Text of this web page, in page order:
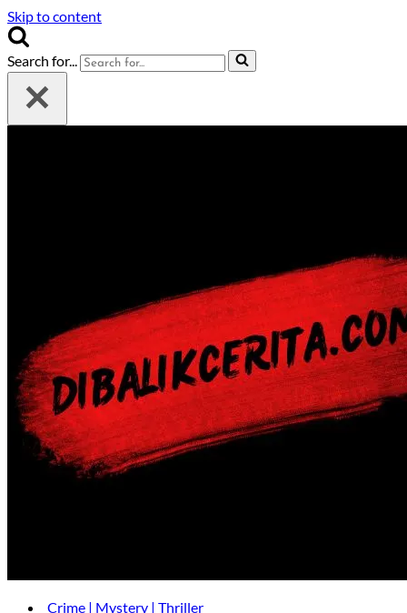
Skip to content
Search for...
Crime | Mystery | Thriller